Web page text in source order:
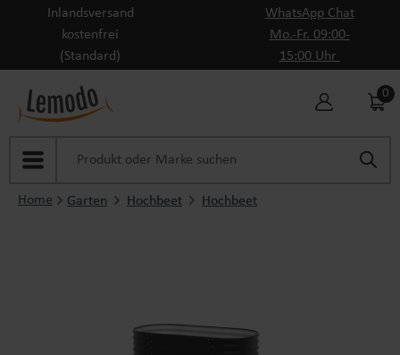
Zum Hauptinhalt springen
Inlandsversand
kostenfrei
(Standard)
WhatsApp Chat
Mo.-Fr. 09:00-
15:00 Uhr
0
Home Garten Hochbeet Hochbeet